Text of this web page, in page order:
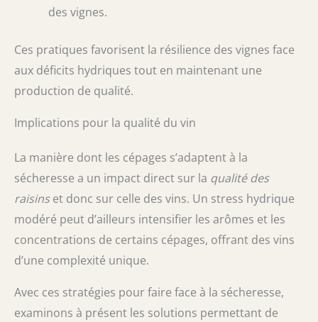
des vignes.
Ces pratiques favorisent la résilience des vignes face
aux déficits hydriques tout en maintenant une
production de qualité.
Implications pour la qualité du vin
La manière dont les cépages s’adaptent à la
sécheresse a un impact direct sur la qualité des
raisinset donc sur celle des vins. Un stress hydrique
modéré peut d’ailleurs intensifier les arômes et les
concentrations de certains cépages, offrant des vins
d’une complexité unique.
Avec ces stratégies pour faire face à la sécheresse,
examinons à présent les solutions permettant de